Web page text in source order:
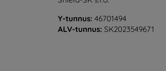
Y-tunnus: 46701494
ALV-tunnus: SK2023549671